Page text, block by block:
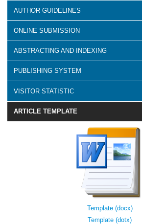
AUTHOR GUIDELINES
ONLINE SUBMISSION
ABSTRACTING AND INDEXING
PUBLISHING SYSTEM
VISITOR STATISTIC
ARTICLE TEMPLATE
Template (docx)
Template (dotx)